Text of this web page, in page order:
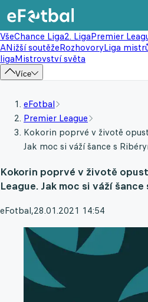
VšeChance Liga2. LigaPremier
ANižší soutěžeRozhovoryLiga
ligaMistrovství světa
Více
eFotbal
Premier League
Kokorin poprvé v životě
Jak moc si váží šance s
Kokorin poprvé v životě
League. Jak moc si váží
eFotbal,28.01.2021 14:54